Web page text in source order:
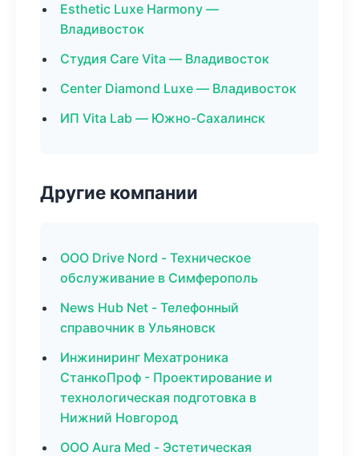
Esthetic Luxe Harmony —
Владивосток
Студия Care Vita — Владивосток
Center Diamond Luxe — Владивосток
ИП Vita Lab — Южно-Сахалинск
Другие компании
ООО Drive Nord - Техническое
обслуживание в Симферополь
News Hub Net - Телефонный
справочник в Ульяновск
Инжиниринг Мехатроника
СтанкоПроф - Проектирование и
технологическая подготовка в
Нижний Новгород
ООО Aura Med - Эстетическая